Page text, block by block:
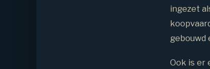
ingezet
gebouwd
Ook is er